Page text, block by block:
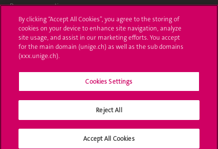
Poser une question
L'UNIGE vous informe
UNIGE Mobile
Médias sociaux UNIGE
By clicking “Accept All Cookies”, you agree to the storing of
cookies on your device to enhance site navigation, analyze
site usage, and assist in our marketing efforts. You accept
for the main domain (unige.ch) as well as the sub domains
(xxx.unige.ch).
Cookies Settings
Reject All
Accept All Cookies